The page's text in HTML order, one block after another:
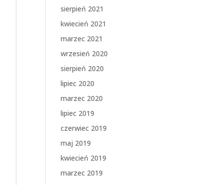
sierpień 2021
kwiecień 2021
marzec 2021
wrzesień 2020
sierpień 2020
lipiec 2020
marzec 2020
lipiec 2019
czerwiec 2019
maj 2019
kwiecień 2019
marzec 2019